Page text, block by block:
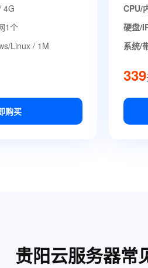
4G
1个
Linux / 1M
购买
CPU/
硬盘/
系统/
339
贵阳云服务器常